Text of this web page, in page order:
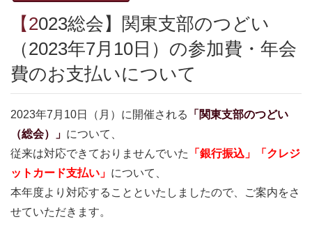
【2023総会】関東支部のつどい
（2023年7月10日）の参加費・年会
費のお支払いについて
2023年7月10日（月）に開催される
「関東支部のつどい
（総会）」 について、
従来は対応できておりませんでいた
「銀行振込」「クレジ
ットカード支払い」 について、
本年度より対応することといたしましたので、ご案内をさ
せていただきます。